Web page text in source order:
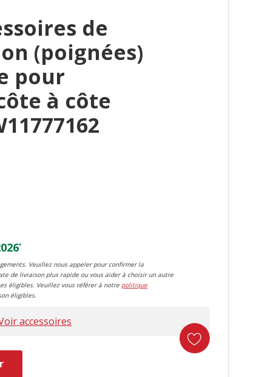
de
(poignées)
pour
à côte
*
Veuillez nous appeler pour confirmer la
de livraison plus rapide ou vous aider à choisir un autre
éligibles. Veuillez vous référer à notre politique
éligibles.
accessoires